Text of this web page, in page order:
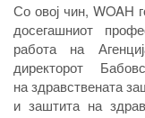
Со овој чин, WOAH
досегашниот
работа на
директорот
на здравствената
и заштита на